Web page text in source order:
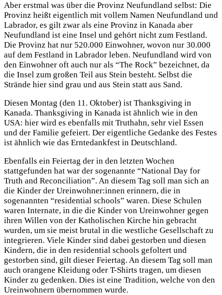
Aber erstmal was über die Provinz Neufundland selbst: Die
Provinz heißt eigentlich mit vollem Namen Neufundland und
Labrador, es gilt zwar als eine Provinz in Kanada aber
Neufundland ist eine Insel und gehört nicht zum Festland.
Die Provinz hat nur 520.000 Einwohner, wovon nur 30.000
auf dem Festland in Labrador leben. Neufundland wird von
den Einwohner oft auch nur als “The Rock” bezeichnet, da
die Insel zum großen Teil aus Stein besteht. Selbst die
Strände hier sind grau und aus Stein statt aus Sand.
Diesen Montag (den 11. Oktober) ist Thanksgiving in
Kanada. Thanksgiving in Kanada ist ähnlich wie in den
USA: hier wird es ebenfalls mit Truthahn, sehr viel Essen
und der Familie gefeiert. Der eigentliche Gedanke des Festes
ist ähnlich wie das Erntedankfest in Deutschland.
Ebenfalls ein Feiertag der in den letzten Wochen
stattgefunden hat war der sogenannte “National Day for
Truth and Reconciliation”. An diesem Tag soll man sich an
die Kinder der Ureinwohner:innen erinnern, die in
sogenannten “residential schools” waren. Diese Schulen
waren Internate, in die die Kinder von Ureinwohner gegen
ihren Willen von der Katholischen Kirche hin gebracht
wurden, um sie meist brutal in die westliche Gesellschaft zu
integrieren. Viele Kinder sind dabei gestorben und diesen
Kindern, die in den residential schools gefoltert und
gestorben sind, gilt dieser Feiertag. An diesem Tag soll man
auch orangene Kleidung oder T-Shirts tragen, um diesen
Kinder zu gedenken. Dies ist eine Tradition, welche von den
Ureinwohnern übernommen wurde.